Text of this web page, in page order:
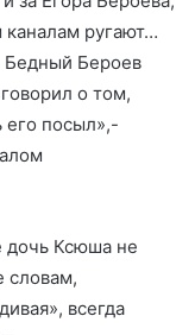
ругают…
Бедный Бероев
о том,
его посыл»,-
дочь Ксюша не
словам,
всегда